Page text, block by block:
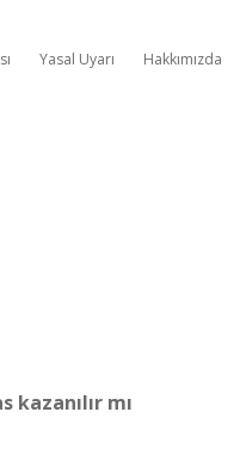
Yasal Uyarı Hakkımızda
kazanılır mı